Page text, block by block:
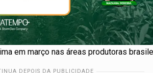
em março nas áreas produtoras